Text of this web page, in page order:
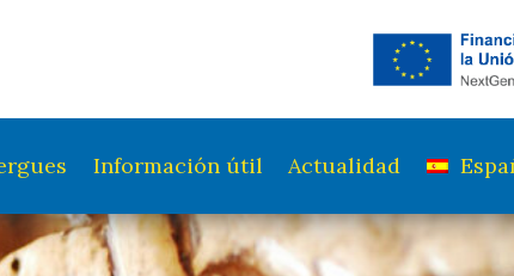
Información útil Actualidad